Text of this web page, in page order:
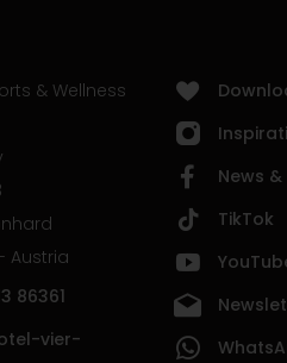
& Wellness
Austria
86361
vier-
News
TikTok